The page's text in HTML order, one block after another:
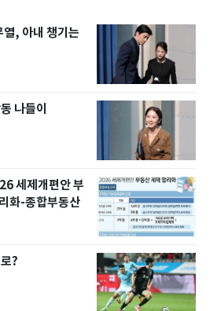
, 아내 챙기는
나들이
세제개편안 부
화-종합부동산
?